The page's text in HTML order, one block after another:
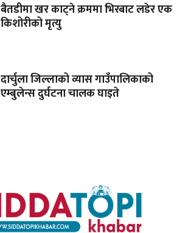
बैतडीमा खर काट्ने क्रममा भिरबाट लडेर एक
किशोरीको मृत्यु
दार्चुला जिल्लाको व्यास गाउँपालिकाको
एम्बुलेन्स दुर्घटना चालक घाइते